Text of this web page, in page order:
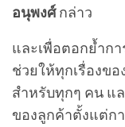
อนุพงศ์กล่าว
และเพื่อตอกย้ำกา
ช่วยให้ทุกเรื่องขอ
สำหรับทุกๆ คน แ
ของลูกค้าตั้งแต่ก